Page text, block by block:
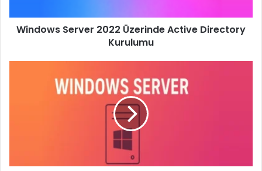
Windows Server 2022 Üzerinde Active Directory
Kurulumu